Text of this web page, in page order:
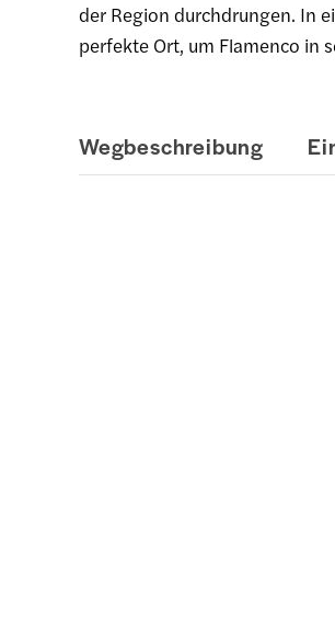
der Region durchdrungen. In
perfekte Ort, um Flamenco in
Wegbeschreibung